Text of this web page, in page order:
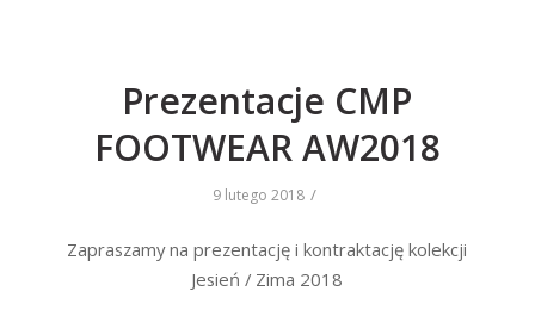
Prezentacje CMP
FOOTWEAR AW2018
9 lutego 2018 /
Zapraszamy na prezentację i kontraktację kolekcji
Jesień / Zima 2018